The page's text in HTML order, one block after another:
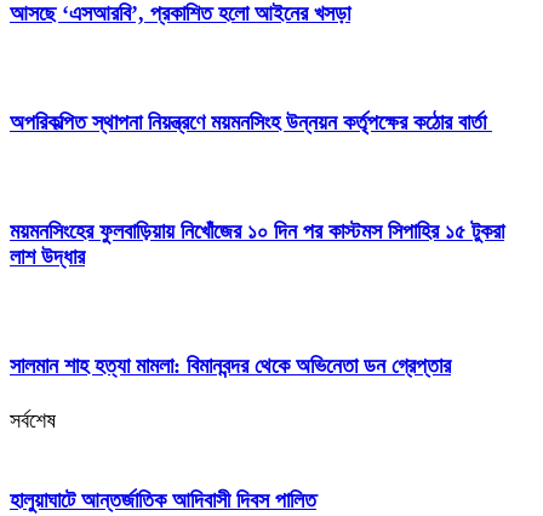
আসছে ‘এসআরবি’, প্রকাশিত হলো আইনের খসড়া
অপরিকল্পিত স্থাপনা নিয়ন্ত্রণে ময়মনসিংহ উন্নয়ন কর্তৃপক্ষের কঠোর বার্তা
ময়মনসিংহের ফুলবাড়িয়ায় নিখোঁজের ১০ দিন পর কাস্টমস সিপাহির ১৫ টুকরা
লাশ উদ্ধার
সালমান শাহ হত্যা মামলা: বিমানবন্দর থেকে অভিনেতা ডন গ্রেপ্তার
সর্বশেষ
হালুয়াঘাটে আন্তর্জাতিক আদিবাসী দিবস পালিত